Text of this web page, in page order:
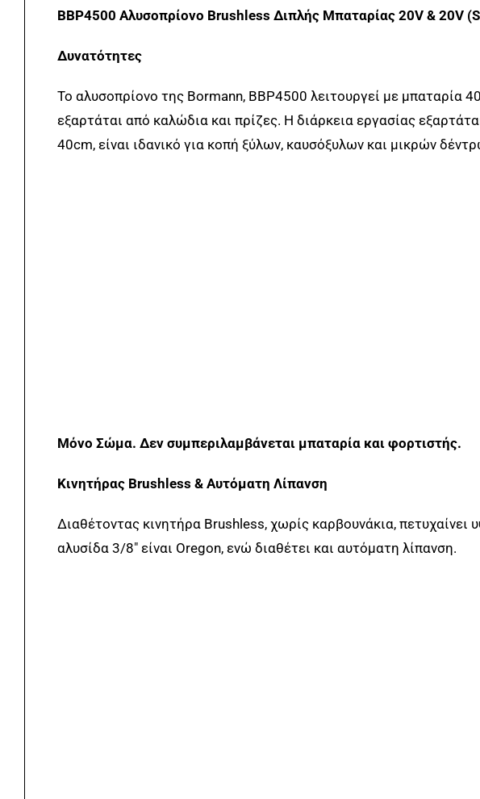
BBP4500 Αλυσοπρίονο Brushless Διπλής Μπαταρίας 20V & 20V
Δυνατότητες
Το αλυσοπρίονο της Bormann, BBP4500 λειτουργεί με μπαταρία
εξαρτάται από καλώδια και πρίζες. Η διάρκεια εργασίας
40cm, είναι ιδανικό για κοπή ξύλων, καυσόξυλων και μικρών
Μόνο Σώμα. Δεν συμπεριλαμβάνεται μπαταρία και φορτιστής.
Κινητήρας Brushless & Αυτόματη Λίπανση
Διαθέτοντας κινητήρα Brushless, χωρίς καρβουνάκια,
αλυσίδα 3/8″ είναι Oregon, ενώ διαθέτει και αυτόματη λίπανση.